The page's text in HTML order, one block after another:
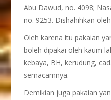
Abu Dawud, no. 4098;
no. 9253. Dishahihkan
Oleh karena itu pakaian
boleh dipakai oleh kaum
kebaya, BH, kerudung,
semacamnya.
Demikian juga pakaian